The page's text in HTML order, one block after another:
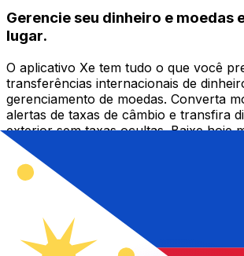
Gerencie seu dinheiro e moedas
lugar.
O aplicativo Xe tem tudo o que você
transferências internacionais de
gerenciamento de moedas. Converta
alertas de taxas de câmbio e transfira
exterior sem taxas ocultas. Baixe hoje